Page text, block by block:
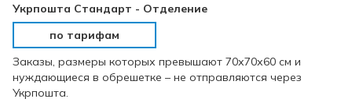
Укрпошта Стандарт - Отделение
по тарифам
Заказы, размеры которых превышают 70х70х60 см и
нуждающиеся в обрешетке – не отправляются через
Укрпошта.